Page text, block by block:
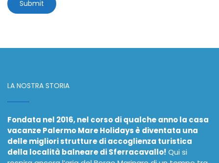
LA NOSTRA STORIA
Fondata nel 2016, nel corso di qualche anno la casa
vacanze Palermo Mare Holidays è diventata una
delle migliori strutture di accoglienza turistica
della località balneare di Sferracavallo! Qui si